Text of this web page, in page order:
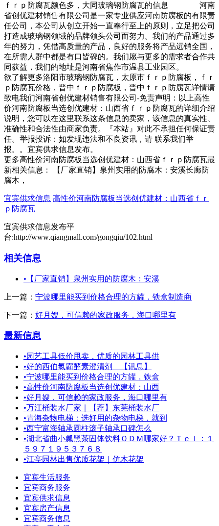
ｆｒｐ防腐瓦颜色多，大同玻璃钢防腐瓦的信息 河南
省创优建材销售有限公司是一家专业供应河南防腐板的有限责
任公司，本公司从创立开始一直奉行至上的原则，立足把公司
打造成玻璃钢领域的品牌领头公司而努力。我们的产品通过多
年的努力，凭借高质量的产品，良好的服务将产品远销全国，
在所需人群中都是有口皆碑的。我们愿与更多的需求者合作共
同获益，我们的地址是河南省焦作市温县工业园区。
欲了解更多洛阳市玻璃钢防腐瓦，太原市ｆｒｐ防腐板，ｆｒ
ｐ防腐瓦价格，晋中ｆｒｐ防腐板，晋中ｆｒｐ防腐瓦详情请
致电我们河南省创优建材销售有限公司-免责声明：以上高性
价河南防腐板当选创优建材：山西省ｆｒｐ防腐瓦的详细介绍
说明，您可以在这里联系这条信息的卖家，该信息的真实性、
准确性和合法性由商家负责。『本站』对此不承担任何保证责
任。举报投诉：如发现违法和不良资讯，请 联系我们举
报。。宜宾供求信息发布。
更多高性价河南防腐板当选创优建材：山西省ｆｒｐ防腐瓦最
新相关信息： 【厂家直销】泉州实用的防腐木：安溪长廊防
腐木，
宜宾供求信息 高性价河南防腐板当选创优建材：山西省ｆｒ
ｐ防腐瓦
宜宾供求信息发布平
台:http://www.qiangmall.com/gongqiu/102.html
相关信息
• 【厂家直销】泉州实用的防腐木：安溪
上一篇： 宁波哪里能买到价格合理的方罐，铁盒制造商
下一篇： 好月嫂，可信赖的家政服务，海口哪里有
最新信息
•园艺工具低价甩卖，优质的园林工具供
•好的西伯氯霸酵素澄清剂 【讯息】
•宁波哪里能买到价格合理的方罐，铁盒
•高性价河南防腐板当选创优建材：山西
•好月嫂，可信赖的家政服务，海口哪里有
•万江桶装水厂家｜【荐】东莞桶装水厂
•青海杂物电梯：选好用的杂物电梯，就到
•西宁富海轴承圆柱滚子轴承口碑怎么
•湖北省曲小瓢黑茶固体饮料ＯＤＭ哪家好？Ｔｅｌ：１
５９７１９５３７６８
•江亭园林出售优质花架｜仿木花架
宜宾生活服务
宜宾商务服务
宜宾供求信息
宜宾房产信息
宜宾商务信息